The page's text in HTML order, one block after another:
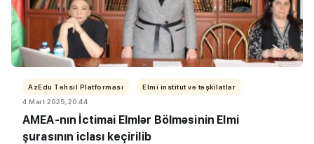
AzEdu Təhsil Platforması
Elmi institut və təşkilatlar
4 Mart 2025, 20:44
AMEA-nın İctimai Elmlər Bölməsinin Elmi
şurasının iclası keçirilib